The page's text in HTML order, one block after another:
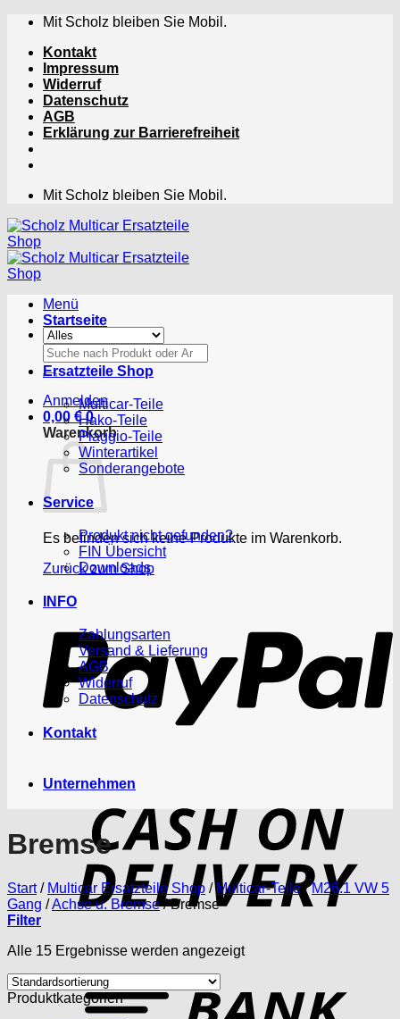
Zum
springen
Mit Scholz bleiben Sie Mobil.
Kontakt
Impressum
Widerruf
Datenschutz
AGB
Erklärung zur Barrierefreiheit
Mit Scholz bleiben Sie Mobil.
Menü
Suchen
nach:
Anmelden
0,00 € 0
Warenkorb
Es befinden sich keine Produkte im Warenkorb.
Zurück zum Shop
Startseite
Ersatzteile Shop
Multicar-Teile
Hako-Teile
Piaggio-Teile
Winterartikel
Sonderangebote
Service
Produkt nicht gefunden?
FIN Übersicht
Downloads
INFO
Zahlungsarten
Versand & Lieferung
AGB
Widerruf
Datenschutz
Kontakt
Unternehmen
Bremse
Start / Multicar Ersatzteile Shop / Multicar-Teile / M26.1 VW 5
Gang /Achse u. Bremse /Bremse
Filter
Alle 15 Ergebnisse werden angezeigt
Produktkategorien